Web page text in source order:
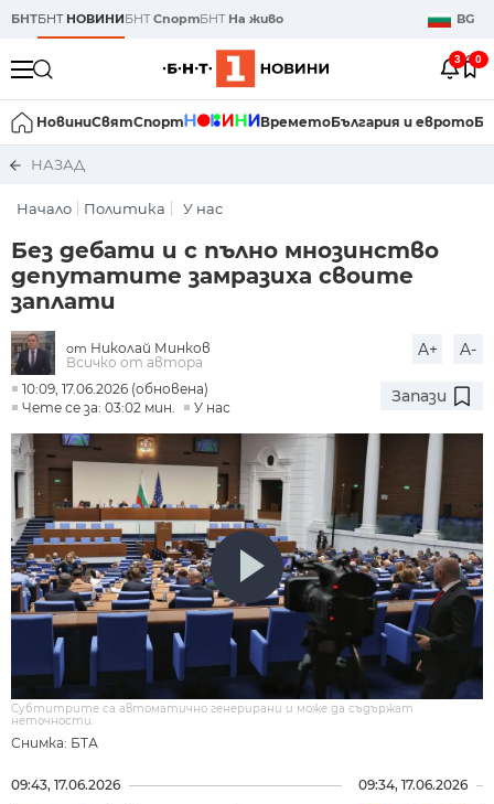
БНТБНТ НОВИНИБНТСпортБНТ На живо BG
3 0
НовиниСвятСпорт ВреметоБългария и еврото
НАЗАД
Начало Политика У нас
Без дебати и с пълно мнозинство
депутатите замразиха своите
заплати
от Николай Минков
Всичко от автора
A+ A-
10:09, 17.06.2026 (обновена)
Чете се за: 03:02 мин.
У нас
Запази
Снимка: БТА
Субтитрите са автоматично генерирани и може да съдържат
неточности.
09:43, 17.06.2026 09:34, 17.06.2026